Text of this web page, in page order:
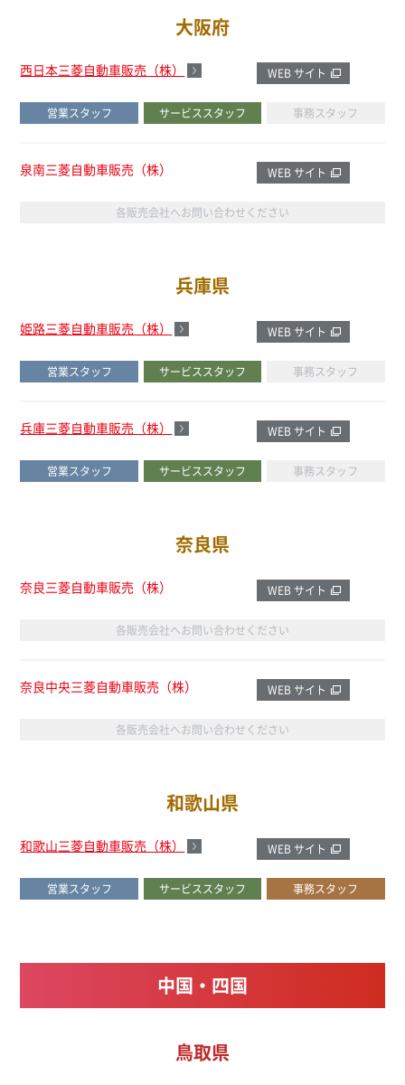
大阪府
西日本三菱自動車販売（株）
営業スタッフ サービススタッフ 事務スタッフ
WEB サイト
泉南三菱自動車販売（株）
各販売会社へお問い合わせください
WEB サイト
兵庫県
姫路三菱自動車販売（株）
営業スタッフ サービススタッフ 事務スタッフ
WEB サイト
兵庫三菱自動車販売（株）
営業スタッフ サービススタッフ 事務スタッフ
WEB サイト
奈良県
奈良三菱自動車販売（株）
各販売会社へお問い合わせください
WEB サイト
奈良中央三菱自動車販売（株）
各販売会社へお問い合わせください
WEB サイト
和歌山県
和歌山三菱自動車販売（株）
営業スタッフ サービススタッフ 事務スタッフ
WEB サイト
中国・四国
鳥取県